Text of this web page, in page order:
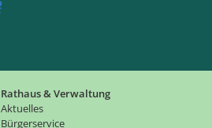
Rathaus & Verwaltung
Aktuelles
Bürgerservice